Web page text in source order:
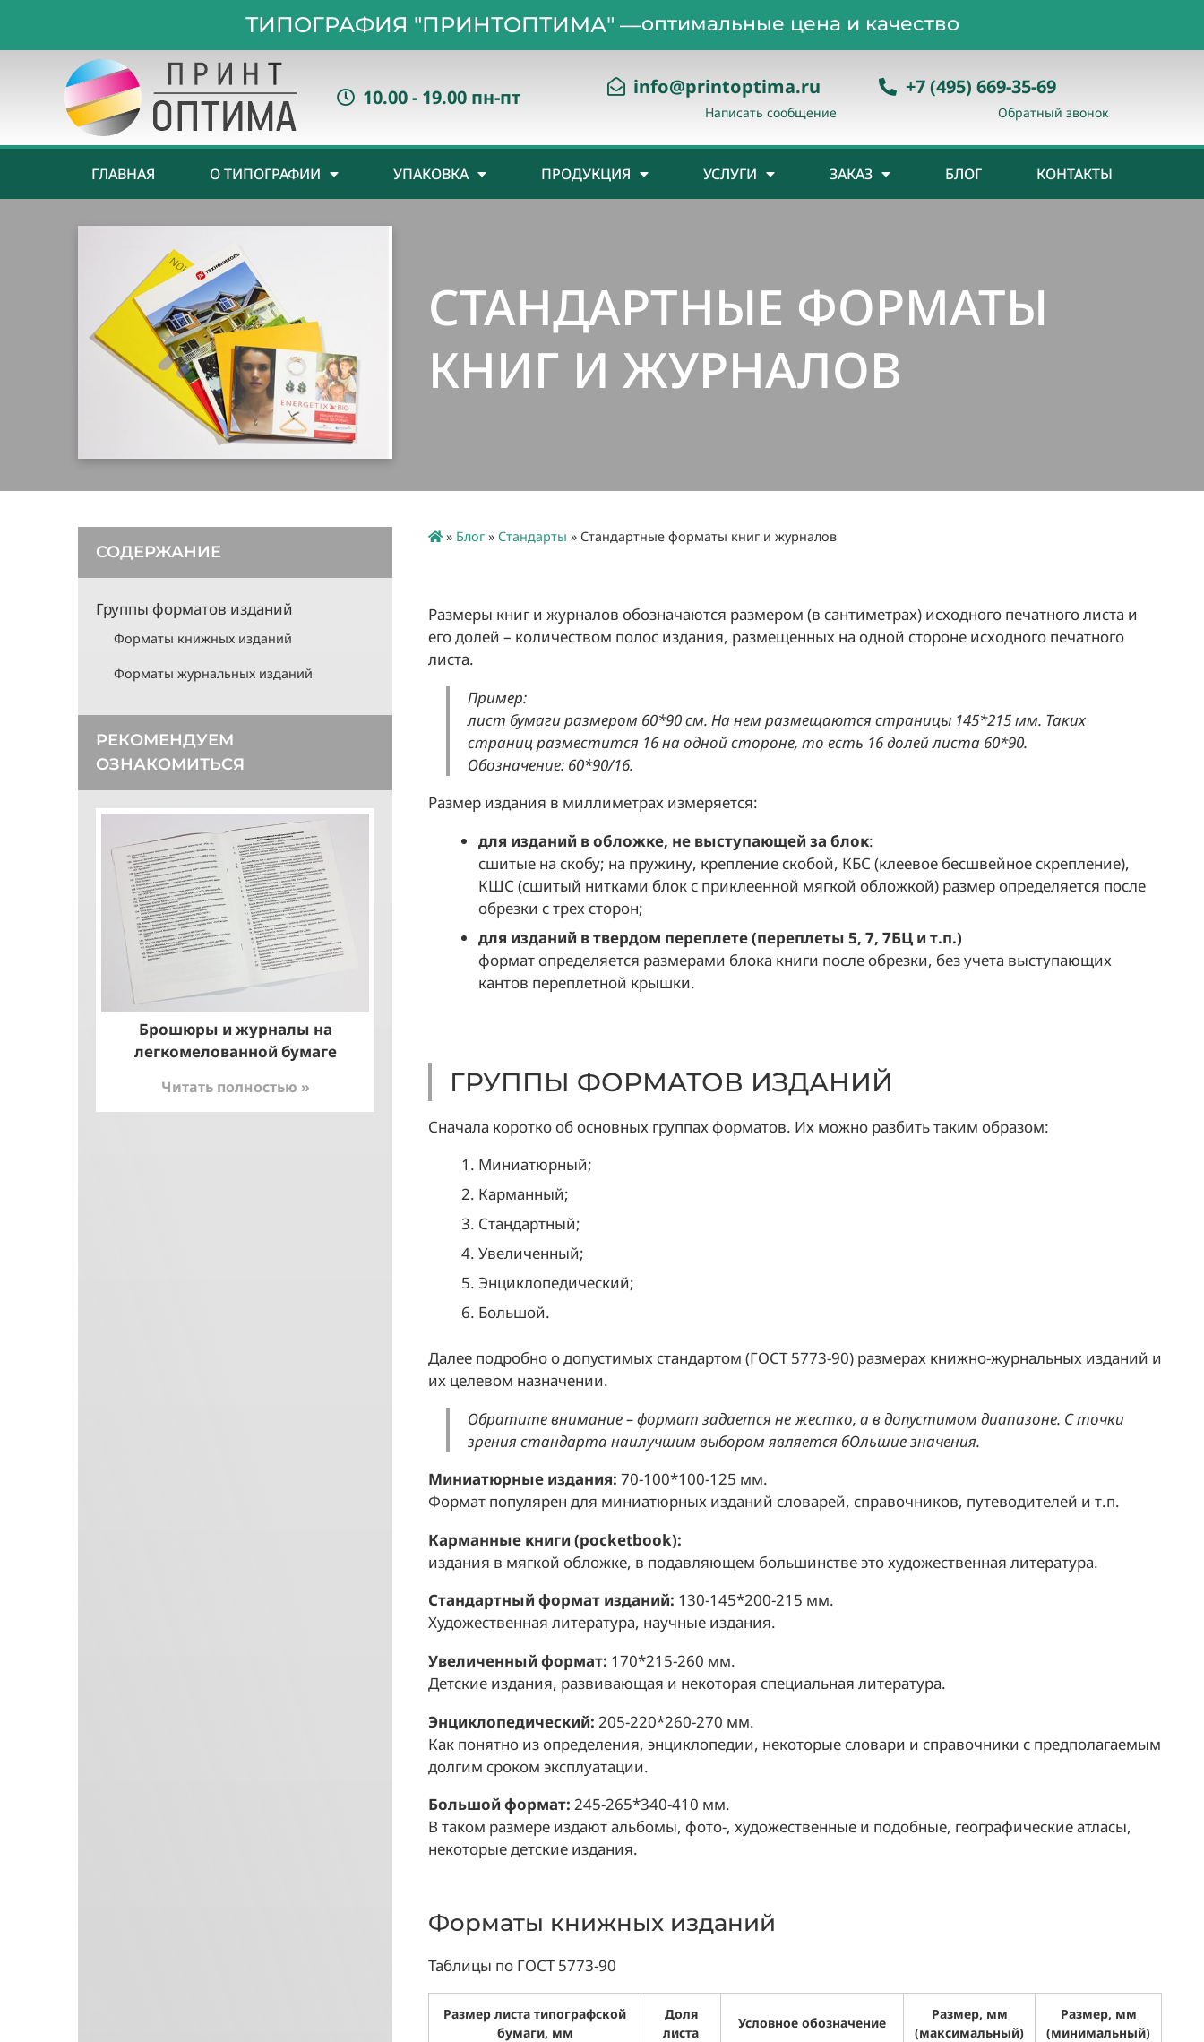
ТИПОГРАФИЯ "ПРИНТОПТИМА" —оптимальные цена и качество
10.00 - 19.00 пн-пт info@printoptima.ru
Написать сообщение
+7 (495) 669-35-69
Обратный звонок
ГЛАВНАЯ О ТИПОГРАФИИ УПАКОВКА ПРОДУКЦИЯ УСЛУГИ ЗАКАЗ БЛОГ КОНТАКТЫ
СТАНДАРТНЫЕ ФОРМАТЫ
КНИГ И ЖУРНАЛОВ
СОДЕРЖАНИЕ
Группы форматов изданий
Форматы книжных изданий
Форматы журнальных изданий
РЕКОМЕНДУЕМ
ОЗНАКОМИТЬСЯ
Брошюры и журналы на
легкомелованной бумаге
Читать полностью »
» Блог » Стандарты » Стандартные форматы книг и журналов
Размеры книг и журналов обозначаются размером (в сантиметрах) исходного печатного листа и
его долей – количеством полос издания, размещенных на одной стороне исходного печатного
листа.
Пример:
лист бумаги размером 60*90 см. На нем размещаются страницы 145*215 мм. Таких
страниц разместится 16 на одной стороне, то есть 16 долей листа 60*90.
Обозначение: 60*90/16.
Размер издания в миллиметрах измеряется:
для изданий в обложке, не выступающей за блок:
сшитые на скобу; на пружину, крепление скобой, КБС (клеевое бесшвейное скрепление),
КШС (сшитый нитками блок с приклеенной мягкой обложкой) размер определяется после
обрезки с трех сторон;
для изданий в твердом переплете (переплеты 5, 7, 7БЦ и т.п.)
формат определяется размерами блока книги после обрезки, без учета выступающих
кантов переплетной крышки.
ГРУППЫ ФОРМАТОВ ИЗДАНИЙ
Сначала коротко об основных группах форматов. Их можно разбить таким образом:
Миниатюрный;
Карманный;
Стандартный;
Увеличенный;
Энциклопедический;
Большой.
Далее подробно о допустимых стандартом (ГОСТ 5773-90) размерах книжно-журнальных изданий и
их целевом назначении.
Обратите внимание – формат задается не жестко, а в допустимом диапазоне. С точки
зрения стандарта наилучшим выбором является бОльшие значения.
Миниатюрные издания: 70-100*100-125 мм.
Формат популярен для миниатюрных изданий словарей, справочников, путеводителей и т.п.
Карманные книги (pocketbook):
издания в мягкой обложке, в подавляющем большинстве это художественная литература.
Стандартный формат изданий: 130-145*200-215 мм.
Художественная литература, научные издания.
Увеличенный формат: 170*215-260 мм.
Детские издания, развивающая и некоторая специальная литература.
Энциклопедический: 205-220*260-270 мм.
Как понятно из определения, энциклопедии, некоторые словари и справочники с предполагаемым
долгим сроком эксплуатации.
Большой формат: 245-265*340-410 мм.
В таком размере издают альбомы, фото-, художественные и подобные, географические атласы,
некоторые детские издания.
Форматы книжных изданий
Таблицы по ГОСТ 5773-90
Размер листа типографской
бумаги, мм
Доля
листа
Условное обозначение
Размер, мм
(максимальный)
Размер, мм
(минимальный)